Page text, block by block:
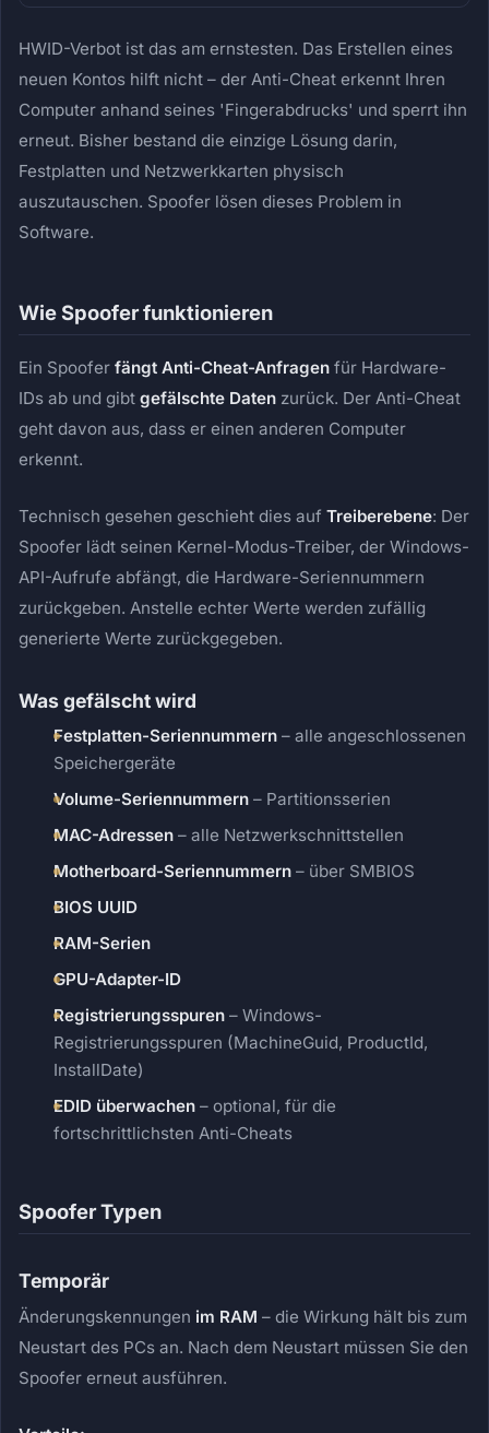
HWID-Verbot ist das am ernstesten. Das Erstellen eines
neuen Kontos hilft nicht – der Anti-Cheat erkennt Ihren
Computer anhand seines 'Fingerabdrucks' und sperrt ihn
erneut. Bisher bestand die einzige Lösung darin,
Festplatten und Netzwerkkarten physisch
auszutauschen. Spoofer lösen dieses Problem in
Software.
Wie Spoofer funktionieren
Ein Spoofer fängt Anti-Cheat-Anfragen für Hardware-
IDs ab und gibt gefälschte Daten zurück. Der Anti-Cheat
geht davon aus, dass er einen anderen Computer
erkennt.
Technisch gesehen geschieht dies auf Treiberebene: Der
Spoofer lädt seinen Kernel-Modus-Treiber, der Windows-
API-Aufrufe abfängt, die Hardware-Seriennummern
zurückgeben. Anstelle echter Werte werden zufällig
generierte Werte zurückgegeben.
Was gefälscht wird
Festplatten-Seriennummern – alle angeschlossenen
Speichergeräte
Volume-Seriennummern – Partitionsserien
MAC-Adressen – alle Netzwerkschnittstellen
Motherboard-Seriennummern – über SMBIOS
BIOS UUID
RAM-Serien
GPU-Adapter-ID
Registrierungsspuren – Windows-
Registrierungsspuren (MachineGuid, ProductId,
InstallDate)
EDID überwachen – optional, für die
fortschrittlichsten Anti-Cheats
Spoofer Typen
Temporär
Änderungskennungen im RAM – die Wirkung hält bis zum
Neustart des PCs an. Nach dem Neustart müssen Sie den
Spoofer erneut ausführen.